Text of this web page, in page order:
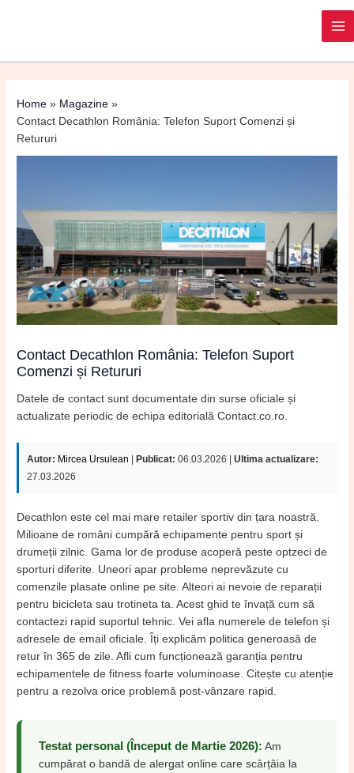
Home
Magazine
Contact Decathlon România: Telefon Suport Comenzi și
Retururi
Contact Decathlon România: Telefon Suport
Comenzi și Retururi
Datele de contact sunt documentate din surse oficiale și
actualizate periodic de echipa editorială Contact.co.ro.
Autor: Mircea Ursulean Publicat: 06.03.2026 |Ultima actualizare:
27.03.2026
Decathlon este cel mai mare retailer sportiv din țara noastră.
Milioane de români cumpără echipamente pentru sport și
drumeții zilnic. Gama lor de produse acoperă peste optzeci de
sporturi diferite. Uneori apar probleme neprevăzute cu
comenzile plasate online pe site. Alteori ai nevoie de reparații
pentru bicicleta sau trotineta ta. Acest ghid te învață cum să
contactezi rapid suportul tehnic. Vei afla numerele de telefon și
adresele de email oficiale. Îți explicăm politica generoasă de
retur în 365 de zile. Afli cum funcționează garanția pentru
echipamentele de fitness foarte voluminoase. Citește cu atenție
pentru a rezolva orice problemă post-vânzare rapid.
Testat personal (Început de Martie 2026): Am
cumpărat o bandă de alergat online care scârțâia la